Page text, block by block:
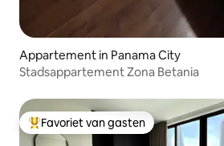
Appartement in Panama City
Stadsappartement Zona Betania
Topfavoriet van gasten
Favoriet van gasten